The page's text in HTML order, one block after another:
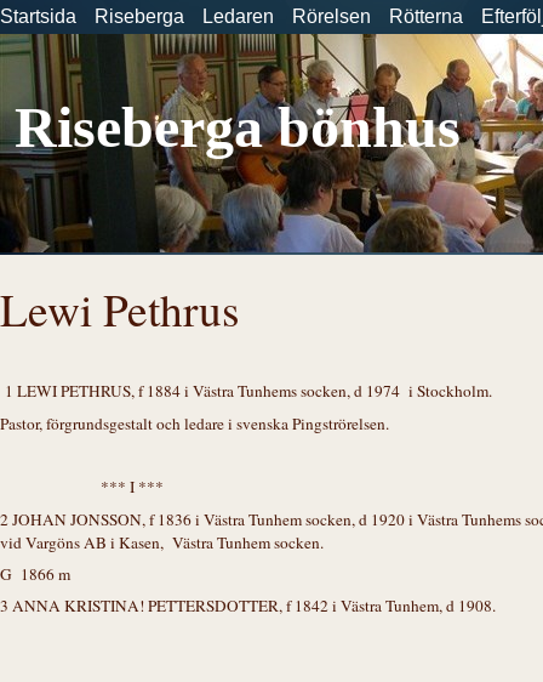
Startsida Riseberga Ledaren Rörelsen Rötterna
Riseberga bönhus
Lewi Pethrus
1 LEWI PETHRUS, f 1884 i Västra Tunhems socken, d 1974 i Stockholm.
Pastor, förgrundsgestalt och ledare i svenska Pingströrelsen.
*** I ***
2 JOHAN JONSSON, f 1836 i Västra Tunhem socken, d 1920 i Västra Tunhems
vid Vargöns AB i Kasen, Västra Tunhem socken.
G 1866 m
3 ANNA KRISTINA! PETTERSDOTTER, f 1842 i Västra Tunhem, d 1908.